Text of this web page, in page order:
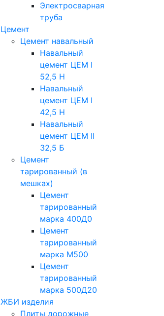
Электросварная
труба
Цемент
Цемент навальный
Навальный
цемент ЦЕМ I
52,5 Н
Навальный
цемент ЦЕМ I
42,5 H
Навальный
цемент ЦЕМ II
32,5 Б
Цемент
тарированный (в
мешках)
Цемент
тарированный
марка 400Д0
Цемент
тарированный
марка М500
Цемент
тарированный
марка 500Д20
ЖБИ изделия
Плиты дорожные